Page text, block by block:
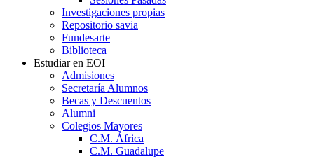
Investigaciones propias
Repositorio savia
Fundesarte
Biblioteca
Estudiar en EOI
Admisiones
Secretaría Alumnos
Becas y Descuentos
Alumni
Colegios Mayores
C.M. África
C.M. Guadalupe